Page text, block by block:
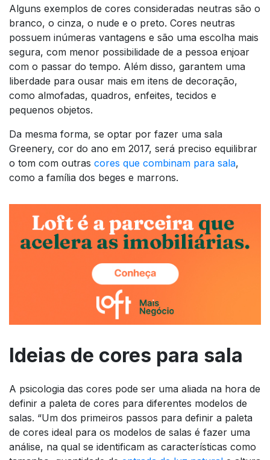
Alguns exemplos de cores consideradas neutras são o
branco, o cinza, o nude e o preto. Cores neutras
possuem inúmeras vantagens e são uma escolha mais
segura, com menor possibilidade de a pessoa enjoar
com o passar do tempo. Além disso, garantem uma
liberdade para ousar mais em itens de decoração,
como almofadas, quadros, enfeites, tecidos e
pequenos objetos.
Da mesma forma, se optar por fazer uma sala
Greenery, cor do ano em 2017, será preciso equilibrar
o tom com outras cores que combinam para sala,
como a família dos beges e marrons.
Ideias de cores para sala
A psicologia das cores pode ser uma aliada na hora de
definir a paleta de cores para diferentes modelos de
salas. “Um dos primeiros passos para definir a paleta
de cores ideal para os modelos de salas é fazer uma
análise, na qual se identificam as características como